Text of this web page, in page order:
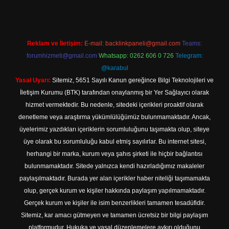
Reklam ve İletişim: E-mail: backlinkpaneli@gmail.com Teams:
forumhizmeti@gmail.com Whatsapp: 0262 606 0 726 Telegram:
@karabul
Yasal Uyarı: Sitemiz, 5651 Sayılı Kanun gereğince Bilgi Teknolojileri ve
İletişim Kurumu (BTK) tarafından onaylanmış bir Yer Sağlayıcı olarak
hizmet vermektedir. Bu nedenle, sitedeki içerikleri proaktif olarak
denetleme veya araştırma yükümlülüğümüz bulunmamaktadır. Ancak,
üyelerimiz yazdıkları içeriklerin sorumluluğunu taşımakta olup, siteye
üye olarak bu sorumluluğu kabul etmiş sayılırlar. Bu internet sitesi,
herhangi bir marka, kurum veya şahıs şirketi ile hiçbir bağlantısı
bulunmamaktadır. Sitede yalnızca kendi hazırladığımız makaleler
paylaşılmaktadır. Burada yer alan içerikler haber niteliği taşımamakta
olup, gerçek kurum ve kişiler hakkında paylaşım yapılmamaktadır.
Gerçek kurum ve kişiler ile isim benzerlikleri tamamen tesadüfidir.
Sitemiz, kar amacı gütmeyen ve tamamen ücretsiz bir bilgi paylaşım
platformudur. Hukuka ve yasal düzenlemelere aykırı olduğunu